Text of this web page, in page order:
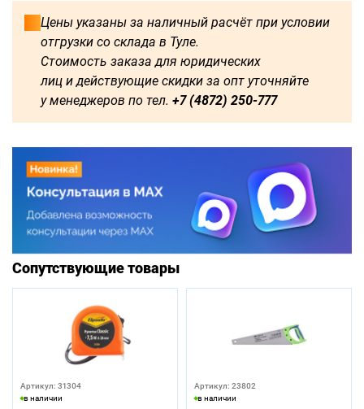
Цены указаны за наличный расчёт при условии
отгрузки со склада в Туле.
Стоимость заказа для юридических
лиц и действующие скидки за опт уточняйте
у менеджеров по тел. +7 (4872) 250-777
Сопутствующие товары
Артикул: 31304
в наличии
Артикул: 23802
в наличии